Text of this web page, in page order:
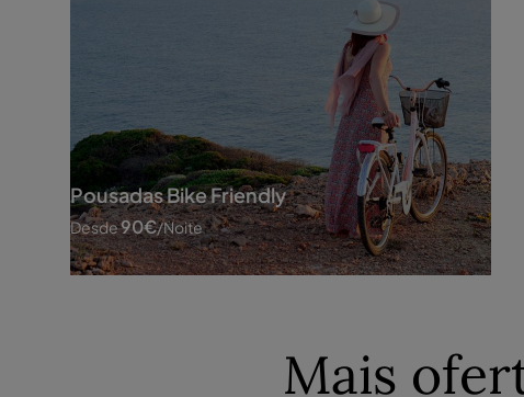
Pousadas Bike Friendly
Desde90€/noite
Mais